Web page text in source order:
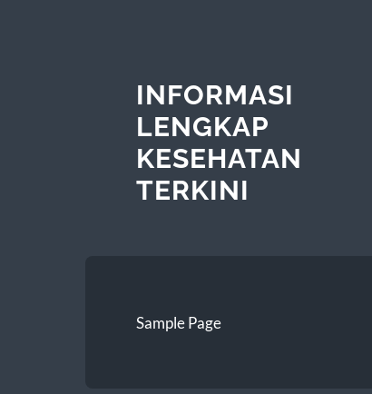
INFORMASI
LENGKAP
KESEHATAN
TERKINI
Sample Page